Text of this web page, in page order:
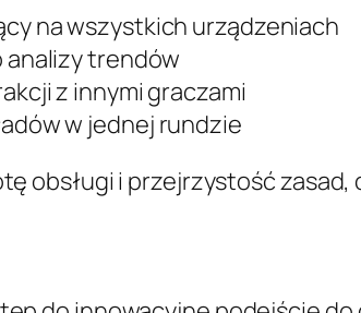
na wszystkich urządzeniach
trendów
z innymi graczami
w jednej rundzie
obsługi i przejrzystość